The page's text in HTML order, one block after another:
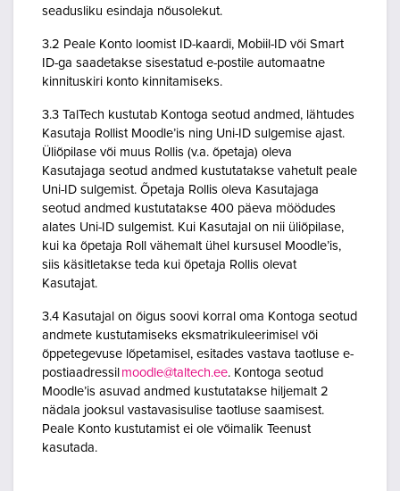
seadusliku esindaja nõusolekut.
3.2 Peale Konto loomist ID-kaardi, Mobiil-ID või Smart
ID-ga saadetakse sisestatud e-postile automaatne
kinnituskiri konto kinnitamiseks.
3.3 TalTech kustutab Kontoga seotud andmed, lähtudes
Kasutaja Rollist Moodle’is ning Uni-ID sulgemise ajast.
Üliõpilase või muus Rollis (v.a. õpetaja) oleva
Kasutajaga seotud andmed kustutatakse vahetult peale
Uni-ID sulgemist. Õpetaja Rollis oleva Kasutajaga
seotud andmed kustutatakse 400 päeva möödudes
alates Uni-ID sulgemist. Kui Kasutajal on nii üliõpilase,
kui ka õpetaja Roll vähemalt ühel kursusel Moodle’is,
siis käsitletakse teda kui õpetaja Rollis olevat
Kasutajat.
3.4 Kasutajal on õigus soovi korral oma Kontoga seotud
andmete kustutamiseks eksmatrikuleerimisel või
õppetegevuse lõpetamisel, esitades vastava taotluse e-
postiaadressil moodle@taltech.ee. Kontoga seotud
Moodle’is asuvad andmed kustutatakse hiljemalt 2
nädala jooksul vastavasisulise taotluse saamisest.
Peale Konto kustutamist ei ole võimalik Teenust
kasutada.